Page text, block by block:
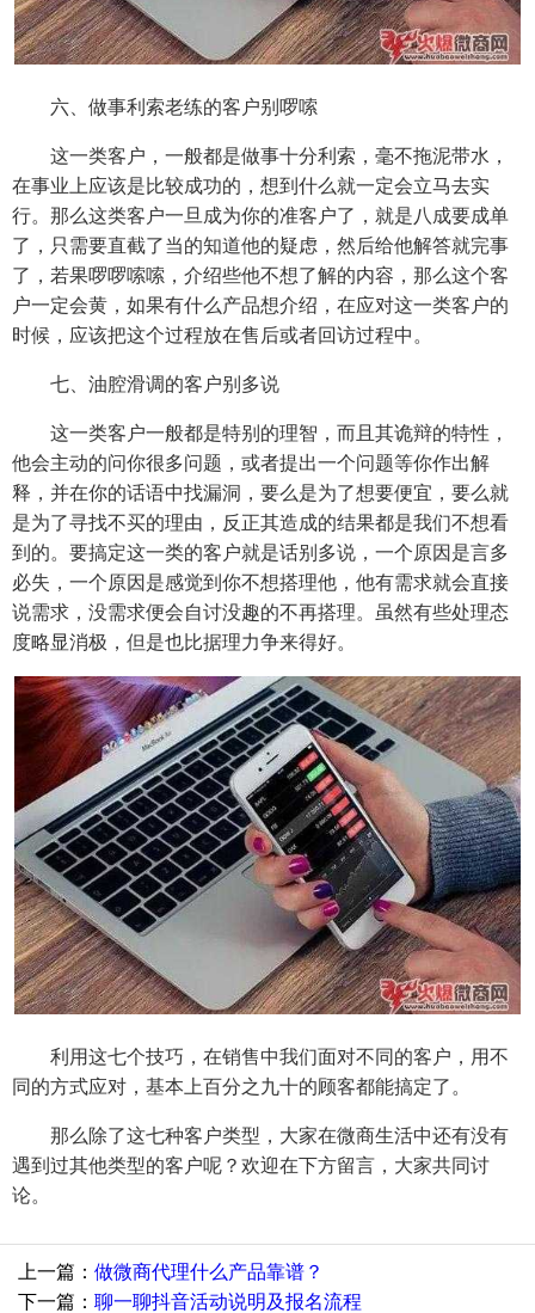
六、做事利索老练的客户别啰嗦
这一类客户，一般都是做事十分利索，毫不拖泥带水，
在事业上应该是比较成功的，想到什么就一定会立马去实
行。那么这类客户一旦成为你的准客户了，就是八成要成单
了，只需要直截了当的知道他的疑虑，然后给他解答就完事
了，若果啰啰嗦嗦，介绍些他不想了解的内容，那么这个客
户一定会黄，如果有什么产品想介绍，在应对这一类客户的
时候，应该把这个过程放在售后或者回访过程中。
七、油腔滑调的客户别多说
这一类客户一般都是特别的理智，而且其诡辩的特性，
他会主动的问你很多问题，或者提出一个问题等你作出解
释，并在你的话语中找漏洞，要么是为了想要便宜，要么就
是为了寻找不买的理由，反正其造成的结果都是我们不想看
到的。要搞定这一类的客户就是话别多说，一个原因是言多
必失，一个原因是感觉到你不想搭理他，他有需求就会直接
说需求，没需求便会自讨没趣的不再搭理。虽然有些处理态
度略显消极，但是也比据理力争来得好。
利用这七个技巧，在销售中我们面对不同的客户，用不
同的方式应对，基本上百分之九十的顾客都能搞定了。
那么除了这七种客户类型，大家在微商生活中还有没有
遇到过其他类型的客户呢？欢迎在下方留言，大家共同讨
论。
上一篇： 做微商代理什么产品靠谱？
下一篇： 聊一聊抖音活动说明及报名流程